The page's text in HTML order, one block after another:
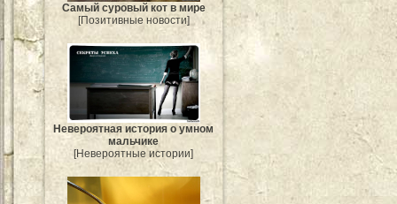
Самый суровый кот в мире
[Позитивные новости]
Невероятная история о умном
мальчике
[Невероятные истории]